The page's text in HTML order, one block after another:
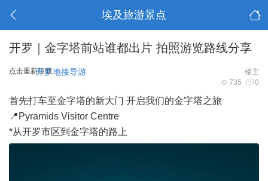
埃及旅游景点
开罗｜金字塔前站谁都出片 拍照游览路线分享
点击重新加载 楼主
开罗地接导游
735 0
首先打车至金字塔的新大门 开启我们的金字塔之旅
📍Pyramids Visitor Centre
*从开罗市区到金字塔的路上